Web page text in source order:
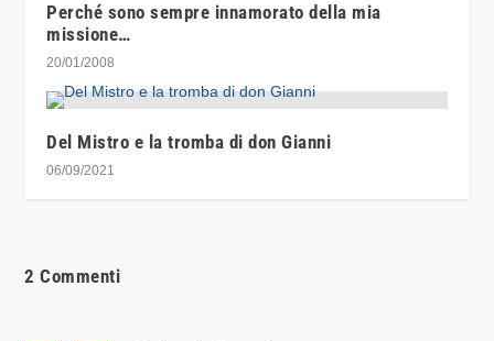
Perché sono sempre innamorato della mia
missione…
20/01/2008
Del Mistro e la tromba di don Gianni
06/09/2021
2 Commenti